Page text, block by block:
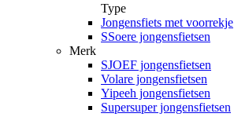
Type
Jongensfiets met voorrekje
SSoere jongensfietsen
Merk
SJOEF jongensfietsen
Volare jongensfietsen
Yipeeh jongensfietsen
Supersuper jongensfietsen